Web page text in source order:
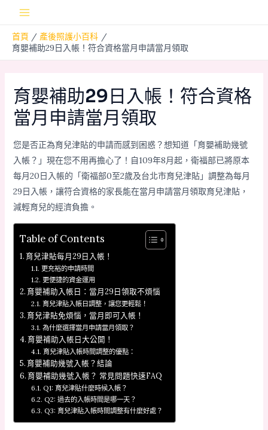
Menu
首頁
產後照護小百科
育嬰補助29日入帳！符合資格當月申請當月領取
育嬰補助29日入帳！符合資格
當月申請當月領取
您是否正為育兒津貼的申請而感到困惑？想知道「育嬰補助幾號
入帳？」現在您不用再擔心了！自109年8月起，衛福部已將原本
每月20日入帳的「衛福部0至2歲及台北市育兒津貼」調整為每月
29日入帳，讓符合資格的家長能在當月申請當月領取育兒津貼，
減輕育兒的經濟負擔。
Table of Contents
育兒津貼每月29日入帳！
更充裕的申請時間
更便捷的資金運用
育嬰補助入帳日：當月29日領取不煩惱
育兒津貼入帳日調整，讓您更輕鬆！
育兒津貼免煩惱，當月即可入帳！
為什麼選擇當月申請當月領取？
育嬰補助入帳日大公開！
育兒津貼入帳時間調整的優點：
育嬰補助幾號入帳？結論
育嬰補助幾號入帳？ 常見問題快速FAQ
Q1: 育兒津貼什麼時候入帳？
Q2: 過去的入帳時間是哪一天？
Q3: 育兒津貼入帳時間調整有什麼好處？